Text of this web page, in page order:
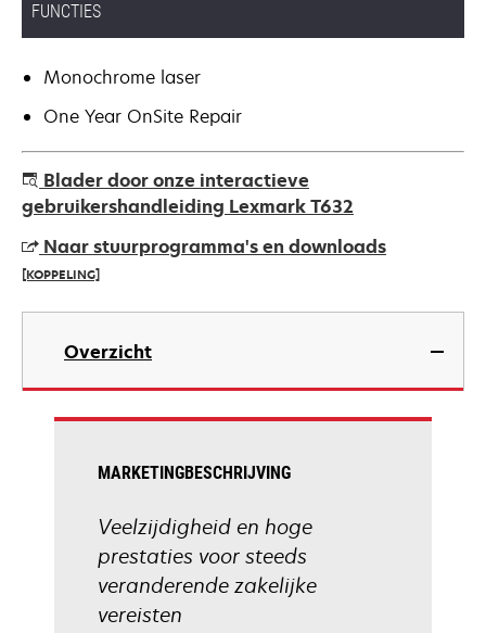
FUNCTIES
Monochrome laser
One Year OnSite Repair
Blader door onze interactieve
gebruikershandleiding Lexmark T632
Naar stuurprogramma's en downloads
[KOPPELING]
opens
new
Overzicht
MARKETINGBESCHRIJVING
Veelzijdigheid en hoge
prestaties voor steeds
veranderende zakelijke
vereisten